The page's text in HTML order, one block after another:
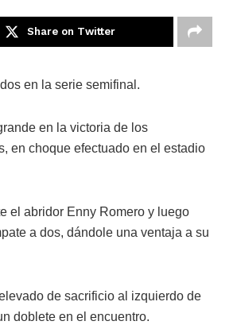
Share on Twitter
en la serie semifinal.
en la victoria de los
en choque efectuado en el estadio
el abridor Enny Romero y luego
a dos, dándole una ventaja a su
de sacrificio al izquierdo de
doblete en el encuentro.